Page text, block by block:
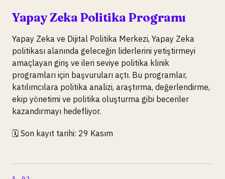
Yapay Zeka Politika Programı
Yapay Zeka ve Dijital Politika Merkezi, Yapay Zeka
politikası alanında geleceğin liderlerini yetiştirmeyi
amaçlayan giriş ve ileri seviye politika klinik
programları için başvuruları açtı. Bu programlar,
katılımcılara politika analizi, araştırma, değerlendirme,
ekip yönetimi ve politika oluşturma gibi beceriler
kazandırmayı hedefliyor.
🗓️ Son kayıt tarihi: 29 Kasım